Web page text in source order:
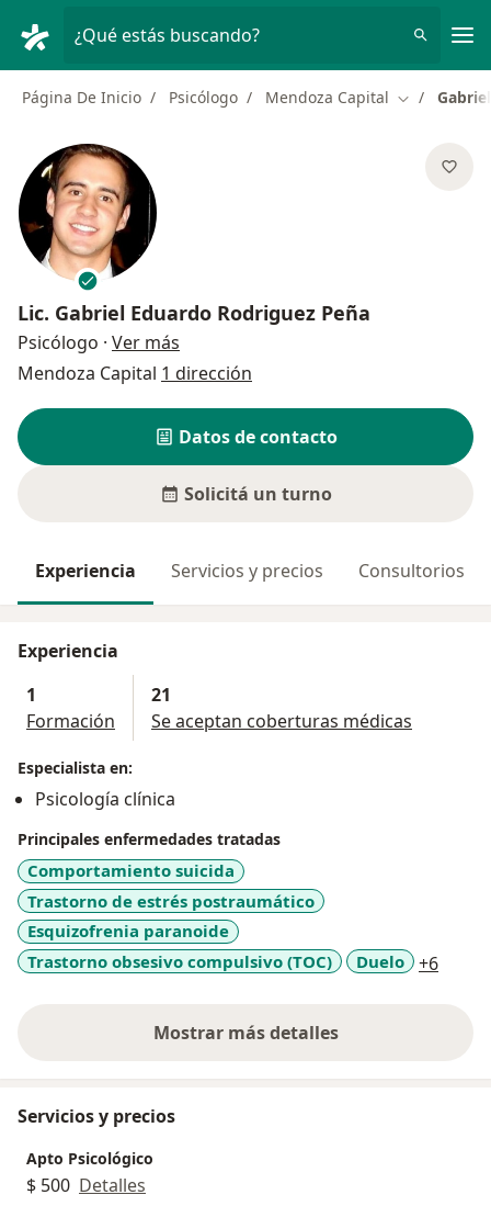
¿Qué estás buscando?
Página De Inicio Psicólogo Mendoza Capital Cambiar de
Lic. Gabriel Eduardo Rodriguez Peña
Psicólogo · Ver más
Mendoza Capital 1 dirección
Datos de contacto
Solicitá un turno
Experiencia Servicios y precios Consultorios
Experiencia
1
Formación
21
Se aceptan coberturas médicas
Especialista en:
Psicología clínica
Principales enfermedades tratadas
Comportamiento suicida
Trastorno de estrés postraumático
Esquizofrenia paranoide
Trastorno obsesivo compulsivo (TOC)
Duelo +6
Mostrar más detalles
sobre la experiencia
Servicios y precios
Apto Psicológico
$ 500 Detalles